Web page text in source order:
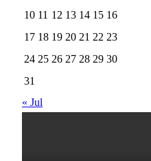
10 11 12 13 14 15 16
17 18 19 20 21 22 23
24 25 26 27 28 29 30
31
« Jul